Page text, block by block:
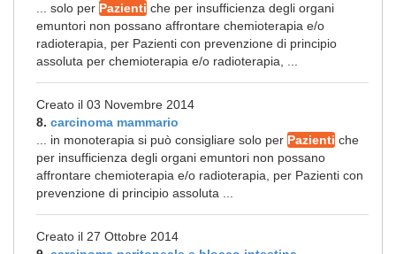
... solo per Pazienti che per insufficienza degli organi
emuntori non possano affrontare chemioterapia e/o
radioterapia, per Pazienti con prevenzione di principio
assoluta per chemioterapia e/o radioterapia, ...
Creato il 03 Novembre 2014
8. carcinoma mammario
... in monoterapia si può consigliare solo per Pazienti che
per insufficienza degli organi emuntori non possano
affrontare chemioterapia e/o radioterapia, per Pazienti con
prevenzione di principio assoluta ...
Creato il 27 Ottobre 2014